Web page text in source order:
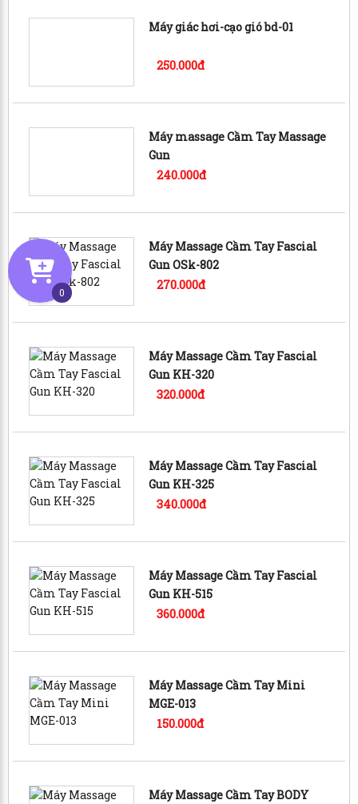
Máy giác hơi-cạo gió bd-01
250.000đ
Máy massage Cầm Tay Massage
Gun
240.000đ
Máy Massage Cầm Tay Fascial
Gun OSk-802
270.000đ
Máy Massage Cầm Tay Fascial
Gun KH-320
320.000đ
Máy Massage Cầm Tay Fascial
Gun KH-325
340.000đ
Máy Massage Cầm Tay Fascial
Gun KH-515
360.000đ
Máy Massage Cầm Tay Mini
MGE-013
150.000đ
Máy Massage Cầm Tay BODY
0